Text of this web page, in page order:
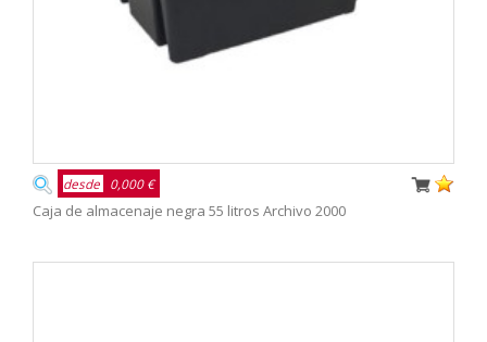
desde 0,000 €
Caja de almacenaje negra 55 litros Archivo 2000